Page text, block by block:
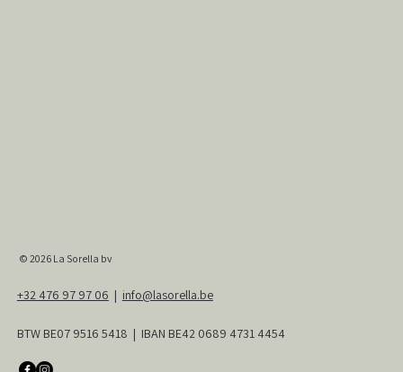
© 2026 La Sorella bv
+32 476 97 97 06 | info@lasorella.be
BTW BE07 9516 5418 | IBAN BE42 0689 4731 4454